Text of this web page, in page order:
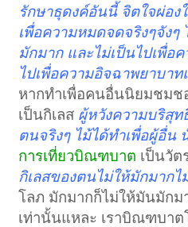
รักษาธุดงค์อันนี้ จิตใจผ่อง
เพื่อความหมดจดจริงๆจังๆ
มักมาก และไม่เป็นไปเพื่อ
ไปเพื่อความอิจฉาพยาบา
หากทำเพื่อคนอื่นนิยมชม
เป็นกิเลส ผู้หวังความบริสุท
ตนจริงๆ ไม้ได้ทำเพื่อผู้อื่น
การเที่ยวบิณฑบาต เป็นวัต
กิเลสของตนไม่ให้มักมากไ
โลภ มักมากก็ไม่ให้มันมักม
เท่านั้นแหละ เราบิณฑบาต